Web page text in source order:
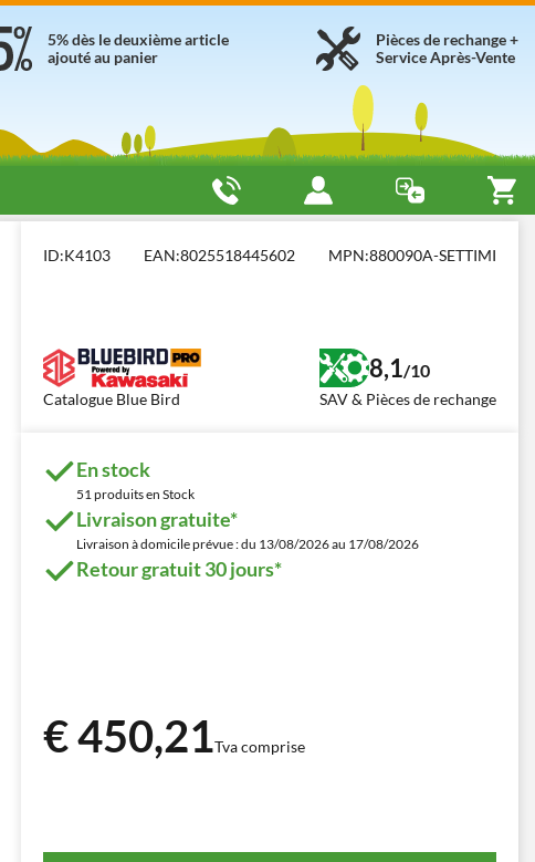
Pièces de rechange +
Service Après-Vente
5% dès le deuxième article
ajouté au panier
ID:K4103 EAN:8025518445602 MPN:880090A-SETTIMI
Catalogue Blue Bird
8,1/10
SAV & Pièces de rechange
En stock
51 produits en Stock
Livraison gratuite*
Livraison à domicile prévue : du 13/08/2026 au 17/08/2026
Retour gratuit 30 jours*
€ 450,21Tva comprise